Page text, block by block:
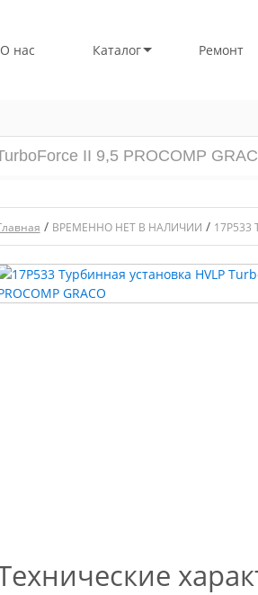
О нас Каталог Ремонт
II 9,5 PROCOMP
/ ВРЕМЕННО НЕТ В НАЛИЧИИ / 17P533